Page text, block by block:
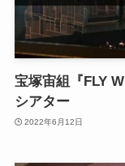
宝塚宙組『FLY
シアター
2022年6月12日